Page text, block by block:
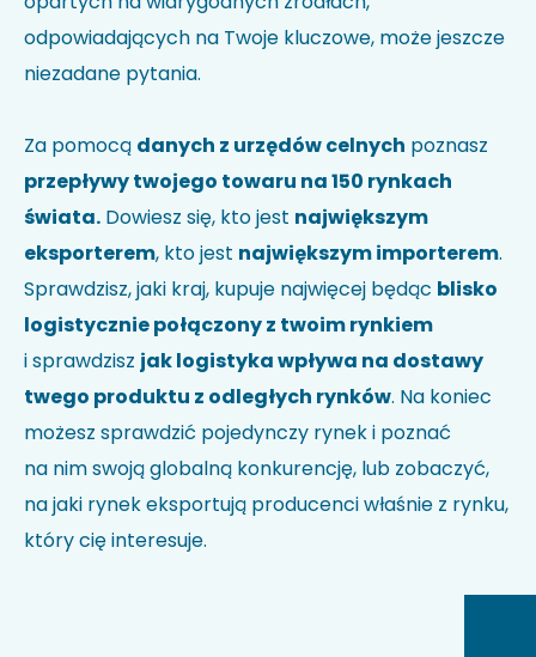
odpowiadających na Twoje kluczowe, może jeszcze
niezadane pytania.
Za pomocą danych z urzędów celnych poznasz
przepływy twojego towaru na 150 rynkach
świata. Dowiesz się, kto jest największym
eksporterem, kto jest największym importerem.
Sprawdzisz, jaki kraj, kupuje najwięcej będąc blisko
logistycznie połączony z twoim rynkiem
i sprawdzisz jak logistyka wpływa na dostawy
twego produktu z odległych rynków. Na koniec
możesz sprawdzić pojedynczy rynek i poznać
na nim swoją globalną konkurencję, lub zobaczyć,
na jaki rynek eksportują producenci właśnie z rynku,
który cię interesuje.